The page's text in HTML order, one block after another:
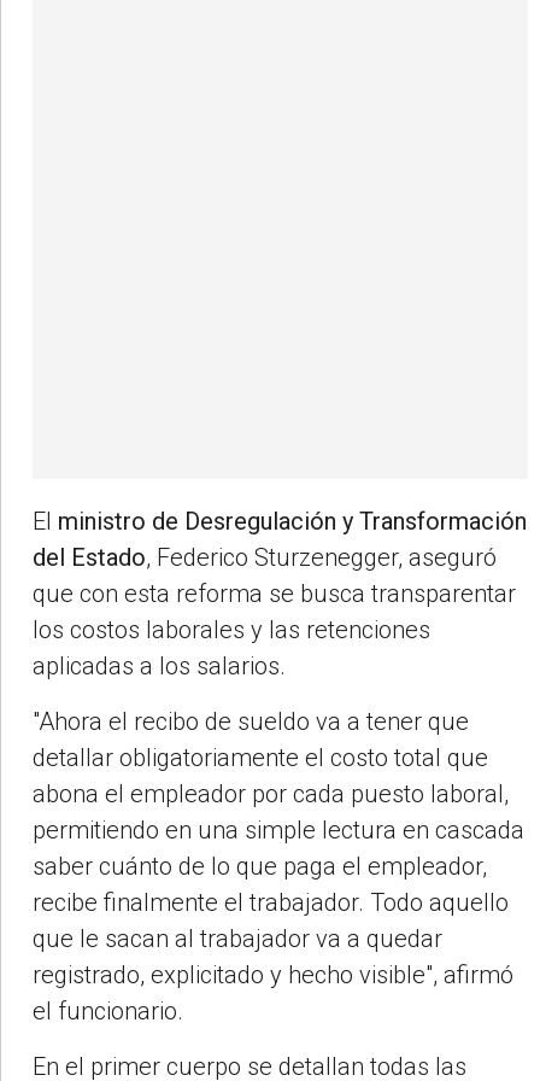
El ministro de Desregulación y Transformación
del Estado, Federico Sturzenegger, aseguró
que con esta reforma se busca transparentar
los costos laborales y las retenciones
aplicadas a los salarios.
"Ahora el recibo de sueldo va a tener que
detallar obligatoriamente el costo total que
abona el empleador por cada puesto laboral,
permitiendo en una simple lectura en cascada
saber cuánto de lo que paga el empleador,
recibe finalmente el trabajador. Todo aquello
que le sacan al trabajador va a quedar
registrado, explicitado y hecho visible", afirmó
el funcionario.
En el primer cuerpo se detallan todas las